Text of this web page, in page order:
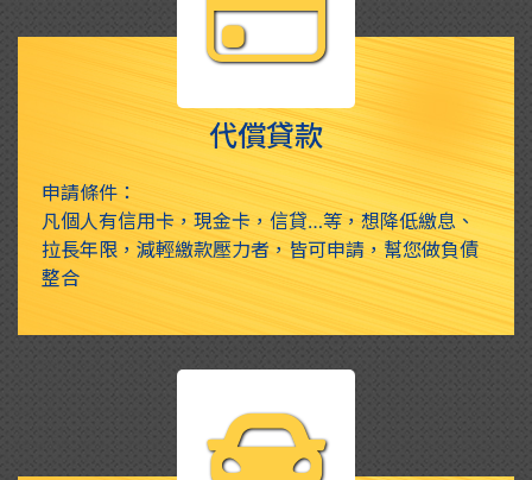
代償貸款
申請條件：
凡個人有信用卡，現金卡，信貸…等，想降低繳息、
拉長年限，減輕繳款壓力者，皆可申請，幫您做負債
整合